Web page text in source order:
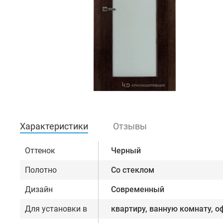
Характеристики Отзывы
Оттенок Черный
Полотно Со стеклом
Дизайн Современный
Для установки в квартиру, ванную комнату,